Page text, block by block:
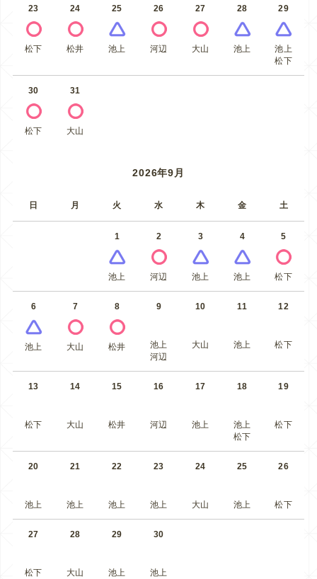
23
松下
24
松井
25
池上
26
河辺
27
大山
28
池上
29
池上
松下
30
松下
31
大山
2026年9月
日 月 火 水 木 金 土
1
池上
2
河辺
3
池上
4
池上
5
松下
6
池上
7
大山
8
松井
9
池上
河辺
10
大山
11
池上
12
松下
13
松下
14
大山
15
松井
16
河辺
17
池上
18
池上
松下
19
松下
20
池上
21
池上
22
池上
23
池上
24
大山
25
池上
26
松下
27
松下
28
大山
29
池上
30
池上